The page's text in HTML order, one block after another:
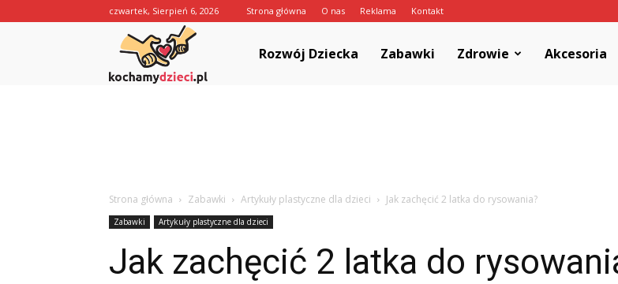
czwartek, Sierpień 6, 2026 Strona główna O nas Reklama Kontakt
KochamyDzieci.plRozwój Dziecka Zabawki Zdrowie Akcesoria
Strona główna Zabawki Artykuły plastyczne dla dzieci Jak zachęcić 2 latka do rysowania?
Zabawki Artykuły plastyczne dla dzieci
Jak zachęcić 2 latka do